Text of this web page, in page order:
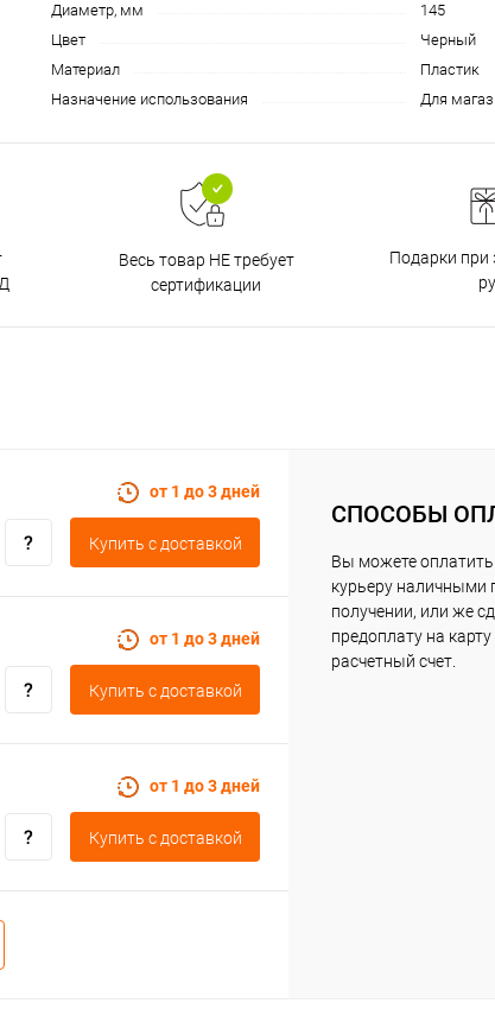
Диаметр, мм
145
Цвет
Черный
Материал
Пластик
Назначение использования
Для
Весь товар НЕ требует
сертификации
Подарки при
от 1 до 3 дней
Купить c доставкой
от 1 до 3 дней
Купить c доставкой
от 1 до 3 дней
Купить c доставкой
СПОСОБЫ
Вы можете оплатить
курьеру наличными
получении, или же
предоплату на карту
расчетный счет.